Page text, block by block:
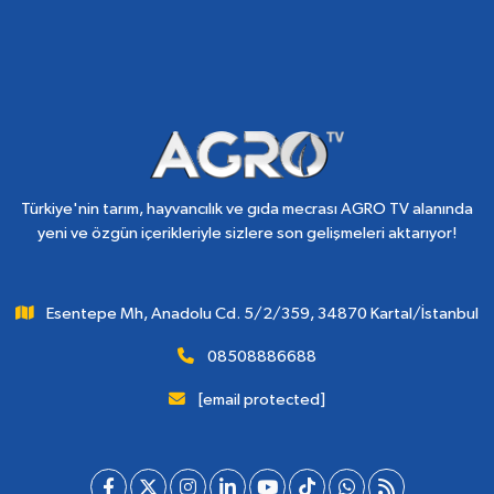
Türkiye'nin tarım, hayvancılık ve gıda mecrası AGRO TV alanında
yeni ve özgün içerikleriyle sizlere son gelişmeleri aktarıyor!
Esentepe Mh, Anadolu Cd. 5/2/359, 34870 Kartal/İstanbul
08508886688
[email protected]